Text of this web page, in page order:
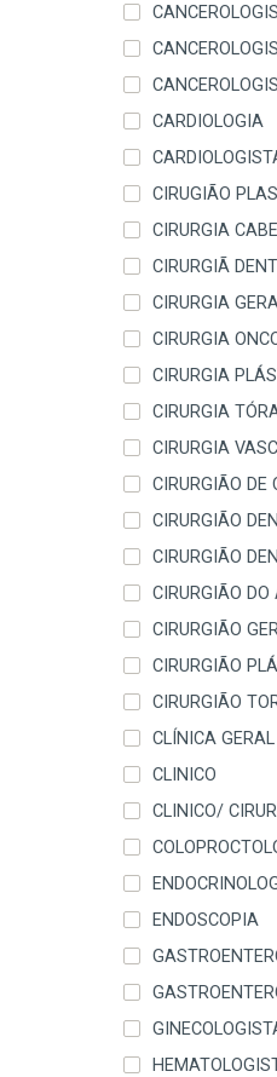
CARDIOLOGIA
CIRUGIÃO
CIRURGIA
CIRURGIÃ
CIRURGIA
CIRURGIA
CIRURGIA
CIRURGIA
CIRURGIA
CIRURGIÃO DE
CIRURGIÃO
CIRURGIÃO
CIRURGIÃO DO
CIRURGIÃO
CIRURGIÃO
CIRURGIÃO
CLÍNICA GERAL
CLINICO
CLINICO/
ENDOSCOPIA